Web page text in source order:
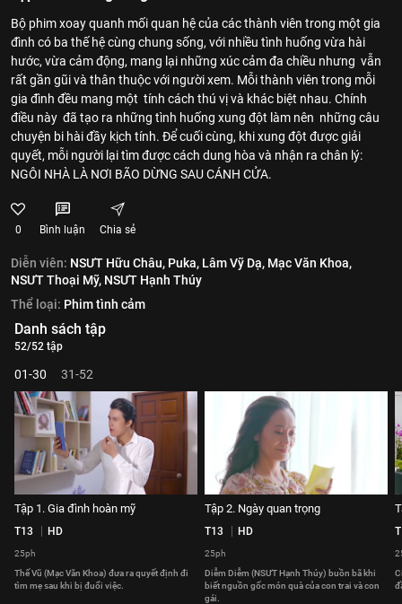
Bộ phim xoay quanh mối quan hệ của các thành viên trong một gia
đình có ba thế hệ cùng chung sống, với nhiều tình huống vừa hài
hước, vừa cảm động, mang lại những xúc cảm đa chiều nhưng vẫn
rất gần gũi và thân thuộc với người xem. Mỗi thành viên trong mỗi
gia đình đều mang một tính cách thú vị và khác biệt nhau. Chính
điều này đã tạo ra những tình huống xung đột làm nên những câu
chuyện bi hài đầy kịch tính. Để cuối cùng, khi xung đột được giải
quyết, mỗi người lại tìm được cách dung hòa và nhận ra chân lý:
NGÔI NHÀ LÀ NƠI BÃO DỪNG SAU CÁNH CỬA.
0 Bình luận Chia sẻ
Diễn viên: NSƯT Hữu Châu, Puka, Lâm Vỹ Dạ, Mạc Văn Khoa,
NSƯT Thoại Mỹ, NSƯT Hạnh Thúy
Thể loại: Phim tình cảm
Danh sách tập
52/52 tập
01-30 31-52
Tập 1. Gia đình hoàn mỹ
T13 HD
25ph
Thế Vũ (Mạc Văn Khoa) đưa ra quyết định đi
tìm mẹ sau khi bị đuổi việc.
Tập 2. Ngày quan trọng
T13 HD
25ph
Diễm Diễm (NSƯT Hạnh Thúy) buồn bã khi
biết nguồn gốc món quà của con trai và con
gái.